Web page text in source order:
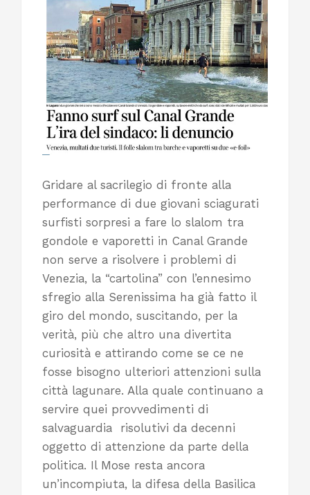
Gridare al sacrilegio di fronte alla
performance di due giovani sciagurati
surfisti sorpresi a fare lo slalom tra
gondole e vaporetti in Canal Grande
non serve a risolvere i problemi di
Venezia, la “cartolina” con l’ennesimo
sfregio alla Serenissima ha già fatto il
giro del mondo, suscitando, per la
verità, più che altro una divertita
curiosità e attirando come se ce ne
fosse bisogno ulteriori attenzioni sulla
città lagunare. Alla quale continuano a
servire quei provvedimenti di
salvaguardia risolutivi da decenni
oggetto di attenzione da parte della
politica. Il Mose resta ancora
un’incompiuta, la difesa della Basilica